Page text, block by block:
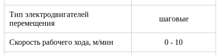
Тип электродвигателей
перемещения
шаговые
Скорость рабочего хода, м/мин 0 - 10